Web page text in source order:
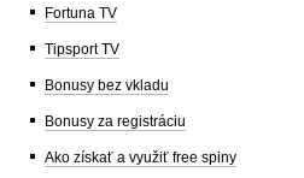
Fortuna TV
Tipsport TV
Bonusy bez vkladu
Bonusy za registráciu
Ako získať a využiť free spiny